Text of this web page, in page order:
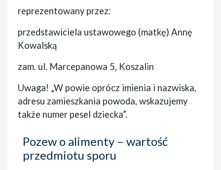
reprezentowany przez:
przedstawiciela ustawowego (matkę) Annę
Kowalską
zam. ul. Marcepanowa 5, Koszalin
Uwaga! „W powie oprócz imienia i nazwiska,
adresu zamieszkania powoda, wskazujemy
także numer pesel dziecka”.
Pozew o alimenty – wartość
przedmiotu sporu